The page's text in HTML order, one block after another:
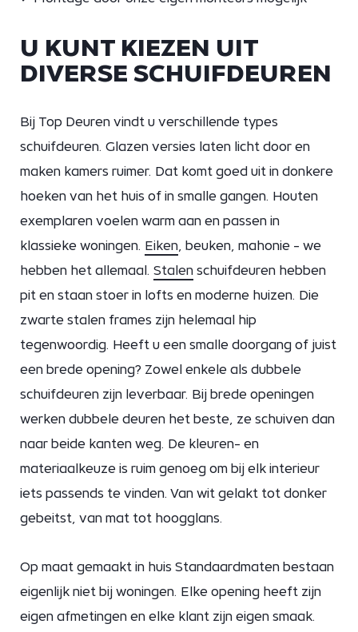
U KUNT KIEZEN UIT
DIVERSE SCHUIFDEUREN
Bij Top Deuren vindt u verschillende types
schuifdeuren. Glazen versies laten licht door en
maken kamers ruimer. Dat komt goed uit in donkere
hoeken van het huis of in smalle gangen. Houten
exemplaren voelen warm aan en passen in
klassieke woningen. Eiken, beuken, mahonie - we
hebben het allemaal. Stalenschuifdeuren hebben
pit en staan stoer in lofts en moderne huizen. Die
zwarte stalen frames zijn helemaal hip
tegenwoordig. Heeft u een smalle doorgang of juist
een brede opening? Zowel enkele als dubbele
schuifdeuren zijn leverbaar. Bij brede openingen
werken dubbele deuren het beste, ze schuiven dan
naar beide kanten weg. De kleuren- en
materiaalkeuze is ruim genoeg om bij elk interieur
iets passends te vinden. Van wit gelakt tot donker
gebeitst, van mat tot hoogglans.
Op maat gemaakt in huis Standaardmaten bestaan
eigenlijk niet bij woningen. Elke opening heeft zijn
eigen afmetingen en elke klant zijn eigen smaak.